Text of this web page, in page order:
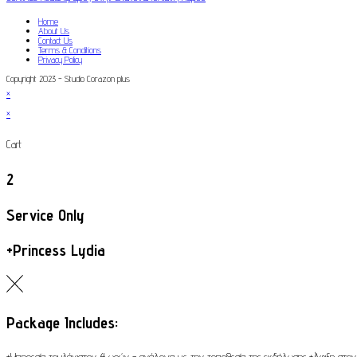
Home
About Us
Contact Us
Terms & Conditions
Privacy Policy
Copyright 2023 - Studio Corazon plus
×
×
Cart
2
Service Only
+Princess Lydia
Package Includes: